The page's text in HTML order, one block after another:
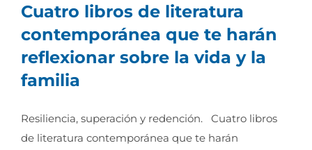
Cuatro libros de literatura contemporánea
Cuatro libros de literatura
contemporánea que te harán
reflexionar sobre la vida y la
familia
Resiliencia, superación y redención. Cuatro libros
de literatura contemporánea que te harán